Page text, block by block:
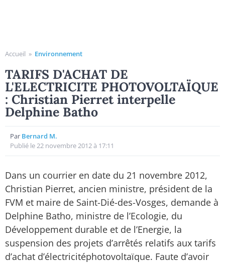
Accueil » Environnement
TARIFS D'ACHAT DE
L'ELECTRICITE PHOTOVOLTAÏQUE
: Christian Pierret interpelle
Delphine Batho
Par Bernard M.
Publié le 22 novembre 2012 à 17:11
Dans un courrier en date du 21 novembre 2012,
Christian Pierret, ancien ministre, président de la
FVM et maire de Saint-Dié-des-Vosges, demande à
Delphine Batho, ministre de l’Ecologie, du
Développement durable et de l’Energie, la
suspension des projets d’arrêtés relatifs aux tarifs
d’achat d’électricitéphotovoltaïque. Faute d’avoir